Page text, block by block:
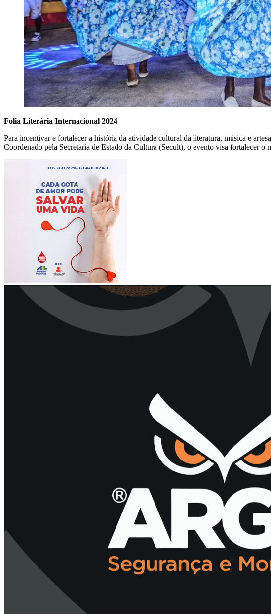
Folia Literária Internacional 2024
Para incentivar e fortalecer a história da atividade cultural da literatura, música e
Coordenado pela Secretaria de Estado da Cultura (Secult), o evento visa fortalecer o